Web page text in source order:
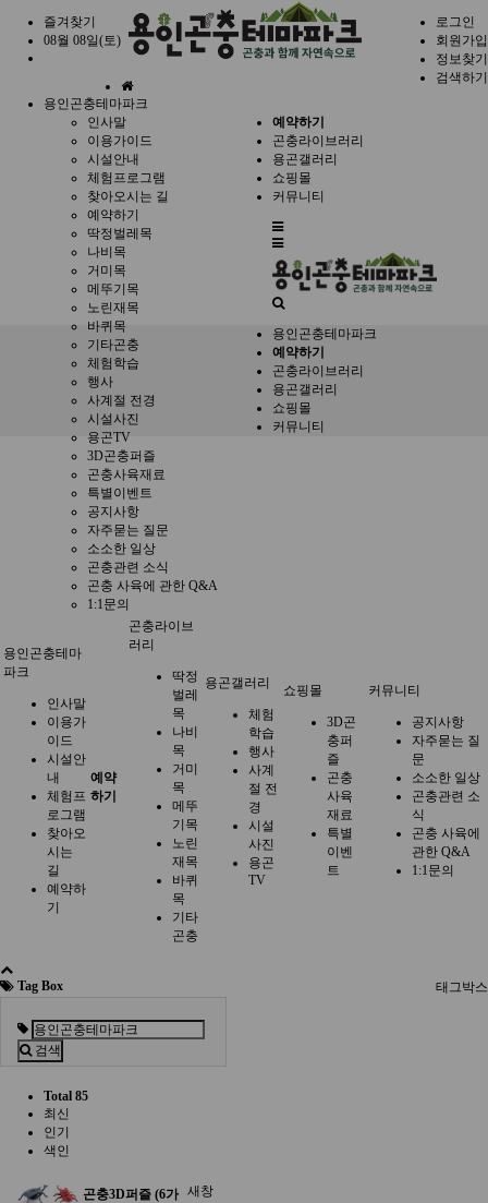
즐겨찾기
08월 08일(토)
로그인
회원가입
정보찾기
검색하기
홈
으
용인곤충테마파크
인사말
이용가이드
시설안내
체험프로그램
찾아오시는 길
예약하기
예약하기
곤충라이브러리
딱정벌레목
나비목
거미목
메뚜기목
노린재목
바퀴목
기타곤충
용곤갤러리
체험학습
행사
사계절 전경
시설사진
용곤TV
쇼핑몰
3D곤충퍼즐
곤충사육재료
특별이벤트
커뮤니티
공지사항
자주묻는 질문
소소한 일상
곤충관련 소식
곤충 사육에 관한 Q&A
1:1문의
전
체
메
뉴
용인곤충테마파크
예약하기
곤충라이브러리
용곤갤러리
쇼핑몰
커뮤니티
용인곤충테마
파크
인사말
이용가
이드
시설안
내
체험프
로그램
찾아오
시는
길
예약하
기
예약
하기
곤충라이브
러리
딱정
벌레
목
나비
목
거미
목
메뚜
기목
노린
재목
바퀴
목
기타
곤충
용곤갤러리
체험
학습
행사
사계
절 전
경
시설
사진
용곤
TV
쇼핑몰
3D곤
충퍼
즐
곤충
사육
재료
특별
이벤
트
커뮤니티
공지사항
자주묻는 질
문
소소한 일상
곤충관련 소
식
곤충 사육에
관한 Q&A
1:1문의
Tag Box 태그박스
검색
Total 85
최신
인기
색인
새창
곤충3D퍼즐 (6가